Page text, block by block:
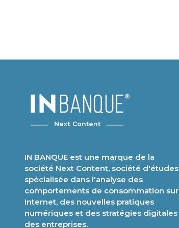
IN BANQUE est une marque de la
société Next Content, société d'études
spécialisée dans l'analyse des
comportements de consommation sur
Internet, des nouvelles pratiques
numériques et des stratégies digitales
des entreprises.